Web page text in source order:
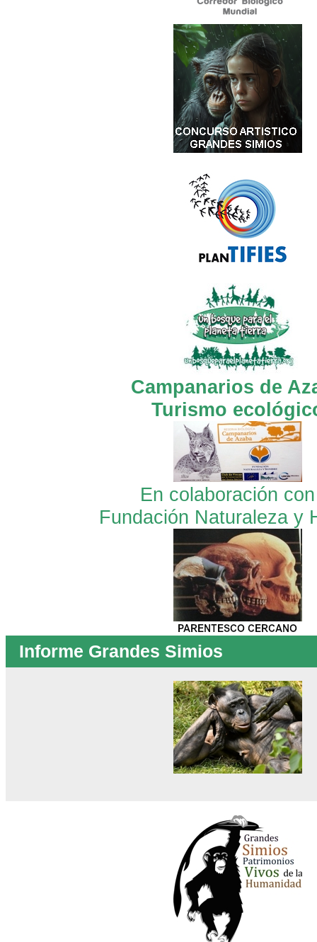
Campanarios de
Turismo
En colaboración
Fundación Naturaleza y
Informe Grandes Simios